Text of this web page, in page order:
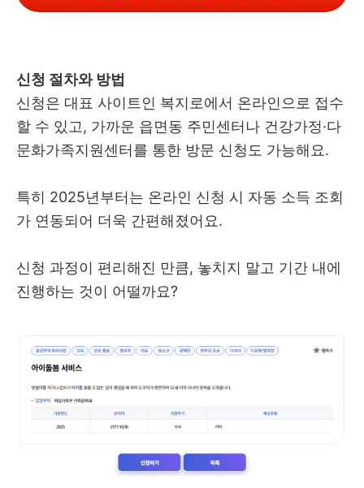
신청 절차와 방법
신청은 대표 사이트인 복지로에서 온라인으로 접수
할 수 있고, 가까운 읍면동 주민센터나 건강가정·다
문화가족지원센터를 통한 방문 신청도 가능해요.
특히 2025년부터는 온라인 신청 시 자동 소득 조회
가 연동되어 더욱 간편해졌어요.
신청 과정이 편리해진 만큼, 놓치지 말고 기간 내에
진행하는 것이 어떨까요?